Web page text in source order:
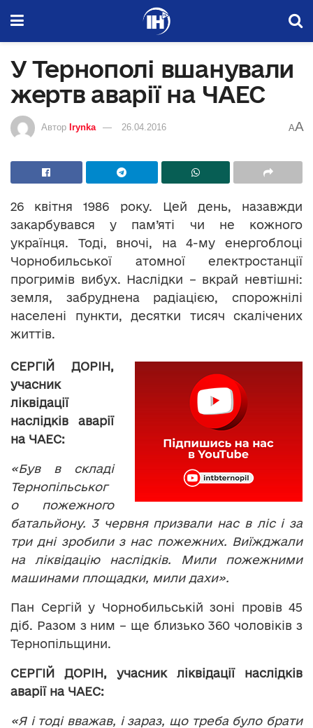
У Тернополі вшанували
жертв аварії на ЧАЕС
Автор Irynka 26.04.2016 AA
26 квітня 1986 року. Цей день, назавжди
закарбувався у пам’яті чи не кожного
українця. Тоді, вночі, на 4-му енергоблоці
Чорнобильської атомної електростанції
прогримів вибух. Наслідки – вкрай невтішні:
земля, забруднена радіацією, спорожнілі
населені пункти, десятки тисяч скалічених
життів.
СЕРГІЙ ДОРІН,
учасник
ліквідації
наслідків аварії
на ЧАЕС:
«Був в складі
Тернопільськог
о пожежного
батальйону. 3 червня призвали нас в ліс і за
три дні зробили з нас пожежних. Виїжджали
на ліквідацію наслідків. Мили пожежними
машинами площадки, мили дахи».
Пан Сергій у Чорнобильській зоні провів 45
діб. Разом з ним – ще близько 360 чоловіків з
Тернопільщини.
СЕРГІЙ ДОРІН, учасник ліквідації наслідків
аварії на ЧАЕС:
«Я і тоді вважав, і зараз, що треба було брати